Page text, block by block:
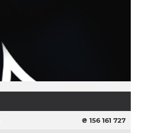
₴ 156 161 727